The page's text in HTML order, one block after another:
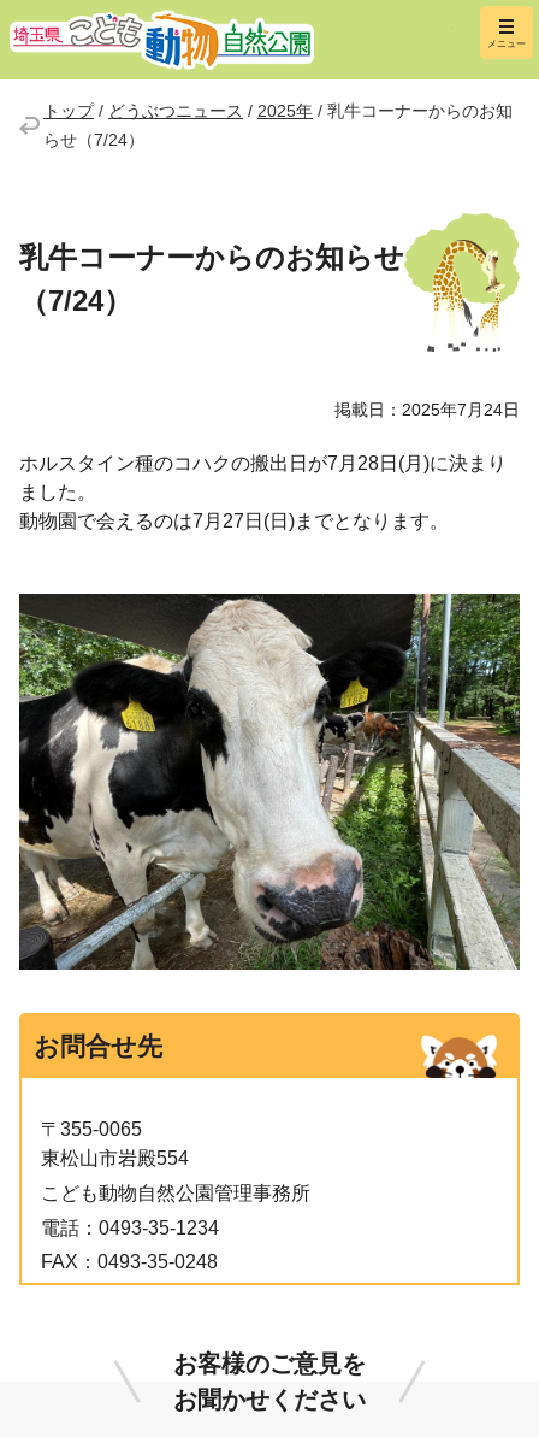
埼玉県
メニュー
トップ/ どうぶつニュース / 2025年 / 乳牛コーナーからのお知
らせ（7/24）
乳牛コーナーからのお知らせ
（7/24）
掲載日：2025年7月24日
ホルスタイン種のコハクの搬出日が7月28日(月)に決まり
ました。
動物園で会えるのは7月27日(日)までとなります。
お問合せ先
〒355-0065
東松山市岩殿554
こども動物自然公園管理事務所
電話： 0493-35-1234
FAX： 0493-35-0248
お客様のご意見を
お聞かせください